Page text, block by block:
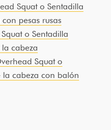
Squat o Sentadilla
pesas rusas
o Sentadilla
cabeza
Squat o
la cabeza con balón